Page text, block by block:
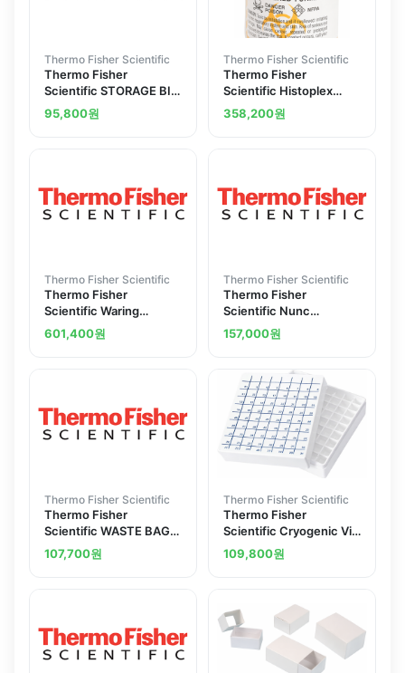
Thermo Fisher Scientific
Thermo Fisher
Scientific STORAGE BIN
W MTG BRKT CI
95,800원
Thermo Fisher Scientific
Thermo Fisher
Scientific Histoplex
Histology Containers
358,200원
Thermo Fisher Scientific
Thermo Fisher
Scientific Waring
Products Replacement
Container SS 1l
601,400원
Thermo Fisher Scientific
Thermo Fisher
Scientific Nunc
Universal Containers
157,000원
Thermo Fisher Scientific
Thermo Fisher
Scientific WASTE BAG
HOLDER 1025
107,700원
Thermo Fisher Scientific
Thermo Fisher
Scientific Cryogenic Vial
Storage Boxes
109,800원